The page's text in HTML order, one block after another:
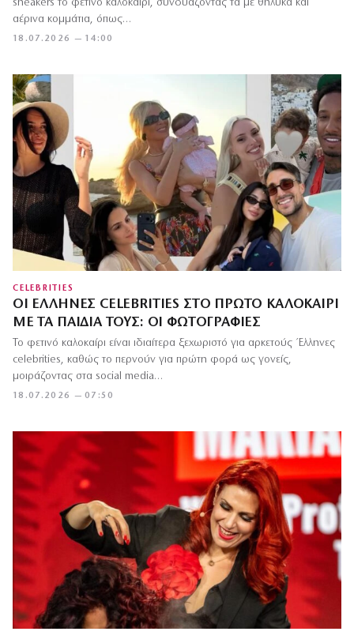
18.07.2026 — 14:00
sneakers το φετινό καλοκαίρι, συνδυάζοντάς τα με θηλυκά και
αέρινα κομμάτια, όπως…
CELEBRITIES
ΟΙ ΈΛΛΗΝΕΣ CELEBRITIES ΣΤΟ ΠΡΏΤΟ ΚΑΛΟΚΑΊΡΙ
ΜΕ ΤΑ ΠΑΙΔΙΆ ΤΟΥΣ: ΟΙ ΦΩΤΟΓΡΑΦΊΕΣ
18.07.2026 — 07:50
Το φετινό καλοκαίρι είναι ιδιαίτερα ξεχωριστό για αρκετούς Έλληνες
celebrities, καθώς το περνούν για πρώτη φορά ως γονείς,
μοιράζοντας στα social media…